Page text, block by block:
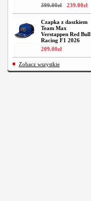
399.00zł 239.00zł
Czapka z daszkiem
Team Max
Verstappen Red Bull
Racing F1 2026
209.00zł
Zobacz wszystkie